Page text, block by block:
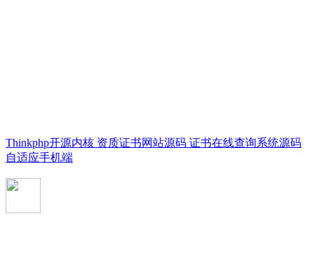
Thinkphp开源内核 资质证书网站源码 证书在线查询系统源码
自适应手机端